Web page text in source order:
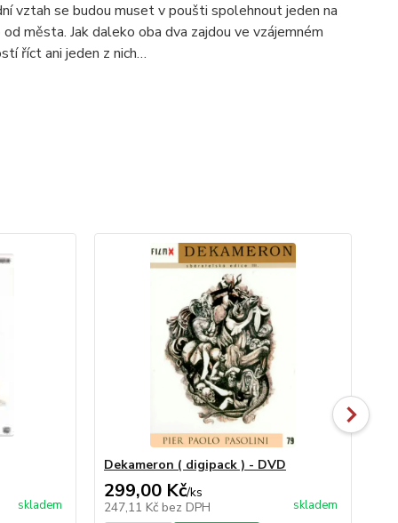
vztah se budou muset v poušti spolehnout jeden na
města. Jak daleko oba dva zajdou ve vzájemném
říct ani jeden z nich…
skladem
Dekameron ( digipack ) - DVD
299,00 Kč/ks
247,11 Kč bez DPH skladem